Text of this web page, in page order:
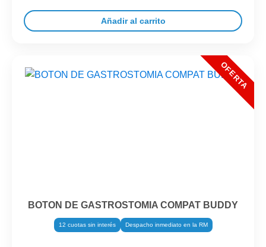
Añadir al carrito
BOTON DE GASTROSTOMIA COMPAT BUDDY
12 cuotas sin interés Despacho inmediato en la RM